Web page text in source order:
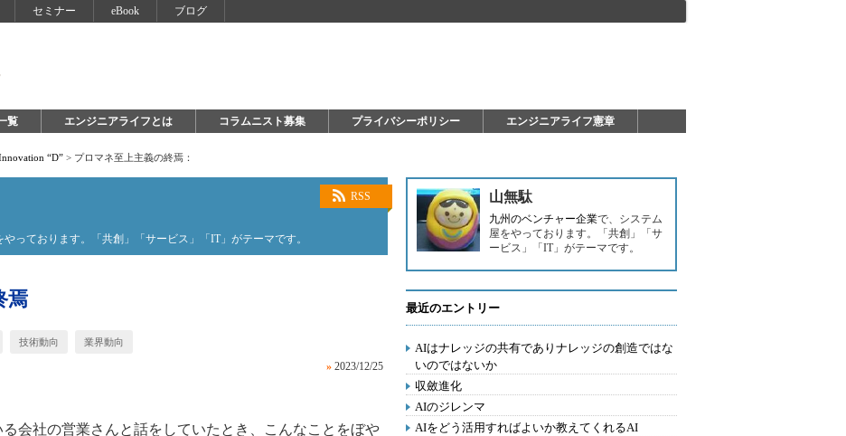
セミナー eBook ブログ
覧 エンジニアライフとは コラムニスト募集 プライバシーポリシー エンジニアライフ憲章
“D” > プロマネ至上主義の終焉：
RSS
っております。「共創」「サービス」「IT」がテーマです。
焉
技術動向 業界動向
» 2023/12/25
会社の営業さんと話をしていたとき、こんなことをぼや
山無駄
九州のベンチャー企業で、システム
屋をやっております。「共創」「サ
ービス」「IT」がテーマです。
最近のエントリー
AIはナレッジの共有でありナレッジの創造ではな
いのではないか
収斂進化
AIのジレンマ
AIをどう活用すればよいか教えてくれるAI